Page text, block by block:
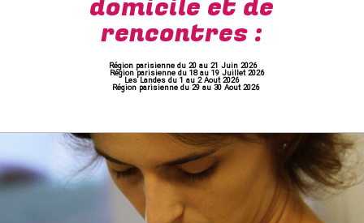
domicile et de
rencontres :
Région parisienne du 20 au 21 Juin 2026
Région parisienne du 18 au 19 Juillet 2026
Les Landes du 1 au 2 Aout 2026
Région parisienne du 29 au 30 Aout 2026